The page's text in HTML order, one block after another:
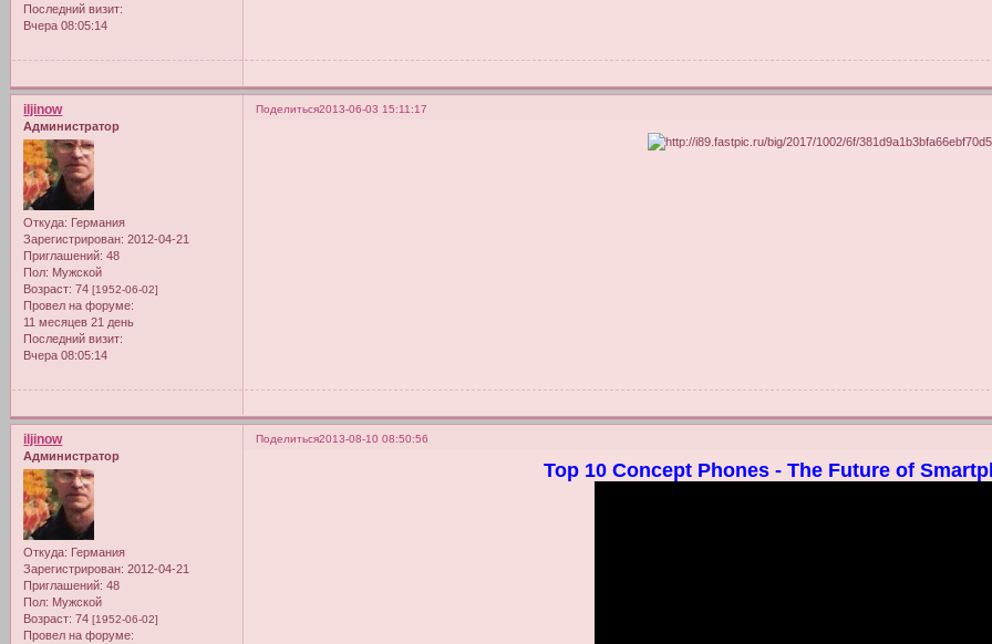
Последний визит:
Вчера 08:05:14
Поделиться2013-06-03 15:11:17
iljinow
Администратор
Откуда: Германия
Зарегистрирован: 2012-04-21
Приглашений: 48
Пол: Мужской
Возраст: 74[1952-06-02]
Провел на форуме:
11 месяцев 21 день
Последний визит:
Вчера 08:05:14
Поделиться2013-08-10 08:50:56
iljinow
Администратор
Откуда: Германия
Зарегистрирован: 2012-04-21
Приглашений: 48
Пол: Мужской
Возраст: 74[1952-06-02]
Провел на форуме:
Top 10 Concept Phones - The Future of